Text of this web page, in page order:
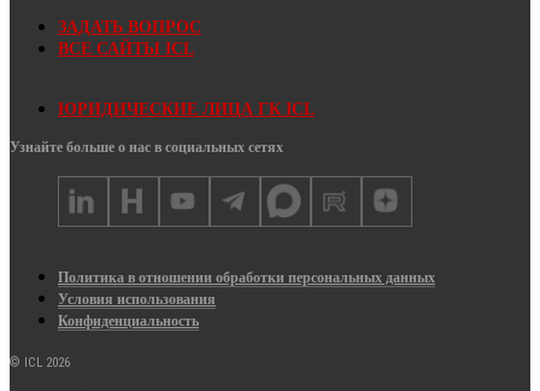
ЗАДАТЬ ВОПРОС
ВСЕ САЙТЫ ICL
ЮРИДИЧЕСКИЕ ЛИЦА ГК ICL
Узнайте больше о нас в социальных сетях
Политика в отношении обработки персональных данных
Условия использования
Конфиденциальность
© ICL 2026